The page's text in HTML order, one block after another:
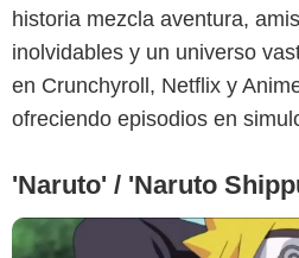
historia mezcla aventura,
inolvidables y un universo
en Crunchyroll, Netflix y
ofreciendo episodios en
'Naruto' / 'Naruto